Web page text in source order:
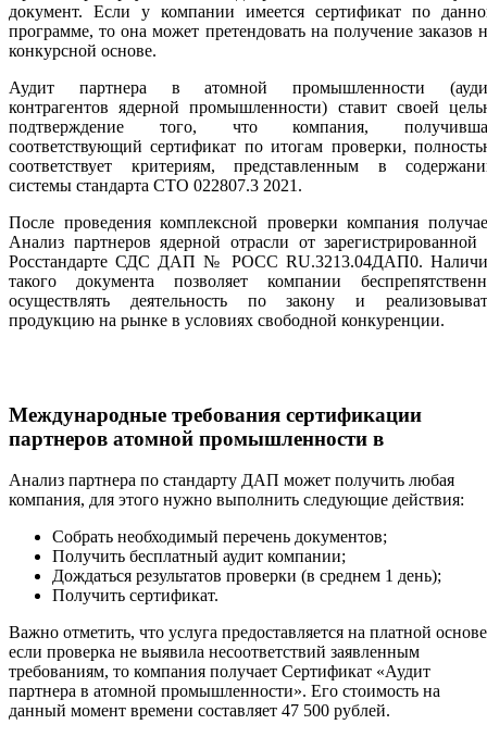
документ. Если у компании имеется сертификат по
программе, то она может претендовать на получение заказов
конкурсной основе.
Аудит партнера в атомной промышленности
контрагентов ядерной промышленности) ставит своей
подтверждение того, что компания,
соответствующий сертификат по итогам проверки,
соответствует критериям, представленным в
системы стандарта СТО 022807.3 2021.
После проведения комплексной проверки компания
Анализ партнеров ядерной отрасли от зарегистрированной
Росстандарте СДС ДАП № РОСС RU.3213.04ДАП0.
такого документа позволяет компании
осуществлять деятельность по закону и
продукцию на рынке в условиях свободной конкуренции.
Международные требования сертификации
партнеров атомной промышленности в
Анализ партнера по стандарту ДАП может получить любая
компания, для этого нужно выполнить следующие действия:
Собрать необходимый перечень документов;
Получить бесплатный аудит компании;
Дождаться результатов проверки (в среднем 1 день);
Получить сертификат.
Важно отметить, что услуга предоставляется на платной
если проверка не выявила несоответствий заявленным
требованиям, то компания получает Сертификат «Аудит
партнера в атомной промышленности». Его стоимость на
данный момент времени составляет 47 500 рублей.